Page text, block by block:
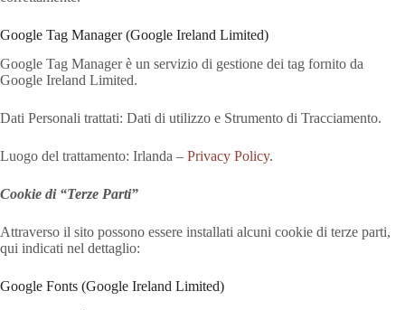
Google Tag Manager (Google Ireland Limited)
Google Tag Manager è un servizio di gestione dei tag fornito da
Google Ireland Limited.
Dati Personali trattati: Dati di utilizzo e Strumento di Tracciamento.
Luogo del trattamento: Irlanda – Privacy Policy.
Cookie di “Terze Parti”
Attraverso il sito possono essere installati alcuni cookie di terze parti,
qui indicati nel dettaglio:
Google Fonts (Google Ireland Limited)